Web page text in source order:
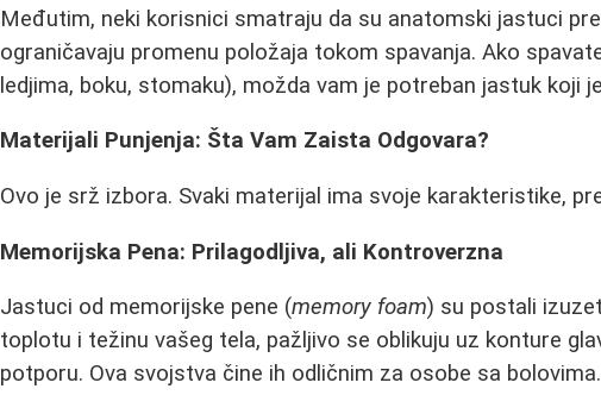
Međutim, neki korisnici smatraju da su anatomski jastuci
ograničavaju promenu položaja tokom spavanja. Ako
ledjima, boku, stomaku), možda vam je potreban jastuk koji
Materijali Punjenja: Šta Vam Zaista Odgovara?
Ovo je srž izbora. Svaki materijal ima svoje karakteristike,
Memorijska Pena: Prilagodljiva, ali Kontroverzna
Jastuci od memorijske pene (memory foam) su postali
toplotu i težinu vašeg tela, pažljivo se oblikuju uz konture
potporu. Ova svojstva čine ih odličnim za osobe sa bolovima.